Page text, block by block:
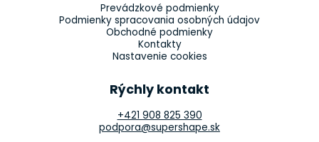
Prevádzkové podmienky
Podmienky spracovania osobných údajov
Obchodné podmienky
Kontakty
Nastavenie cookies
Rýchly kontakt
+421 908 825 390
podpora@supershape.sk